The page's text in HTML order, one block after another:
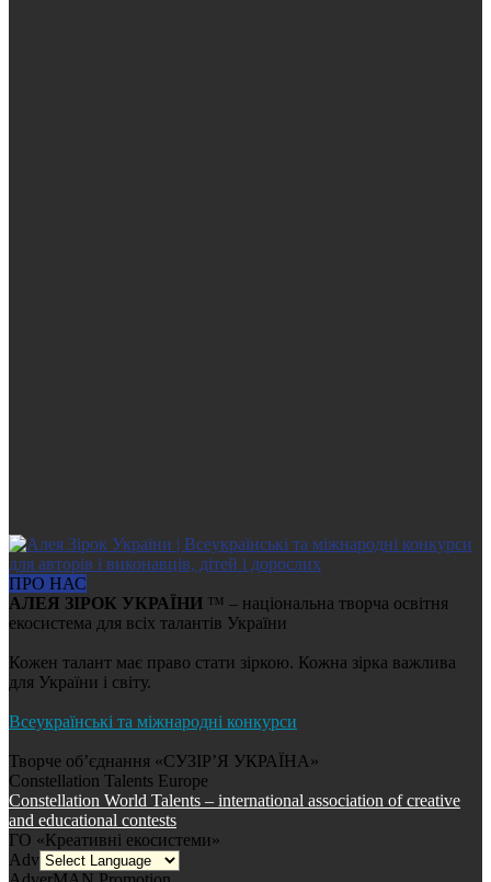
ПРО НАС
АЛЕЯ ЗІРОК УКРАЇНИ ™ – національна творча освітня
екосистема для всіх талантів України
Кожен талант має право стати зіркою. Кожна зірка важлива
для України і світу.
Всеукраїнські та міжнародні конкурси
Творче об’єднання «СУЗІР’Я УКРАЇНА»
Constellation Talents Europe
Constellation World Talents – international association of creative
and educational contests
ГО «Креативні екосистеми»
AdverMAN Education